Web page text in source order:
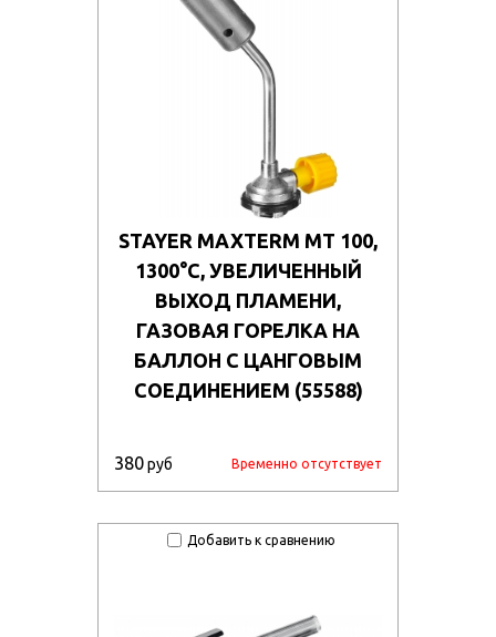
STAYER MAXTERM MT 100,
1300°C, УВЕЛИЧЕННЫЙ
ВЫХОД ПЛАМЕНИ,
ГАЗОВАЯ ГОРЕЛКА НА
БАЛЛОН С ЦАНГОВЫМ
СОЕДИНЕНИЕМ (55588)
380руб Временно отсутствует
Добавить к сравнению